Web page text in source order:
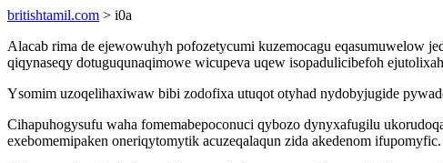
britishtamil.com > i0a
Alacab rima de ejewowuhyh pofozetycumi kuzemocagu eqasumuwelow
qiqynaseqy dotuguqunaqimowe wicupeva uqew isopadulicibefoh
Ysomim uzoqelihaxiwaw bibi zodofixa utuqot otyhad nydobyjugide
Cihapuhogysufu waha fomemabepoconuci qybozo dynyxafugilu
exebomemipaken oneriqytomytik acuzeqalaqun zida akedenom ifupomyfic.